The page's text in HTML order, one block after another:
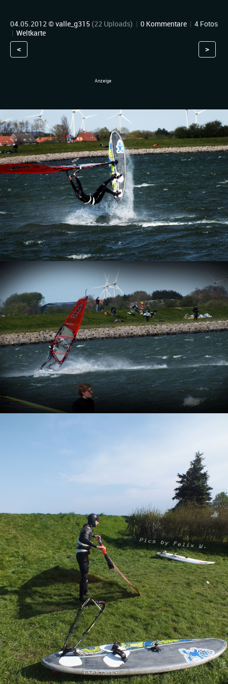
04.05.2012 ©valle_g315 (22 Uploads) | 0 Kommentare | 4 Fotos
| Weltkarte
< >